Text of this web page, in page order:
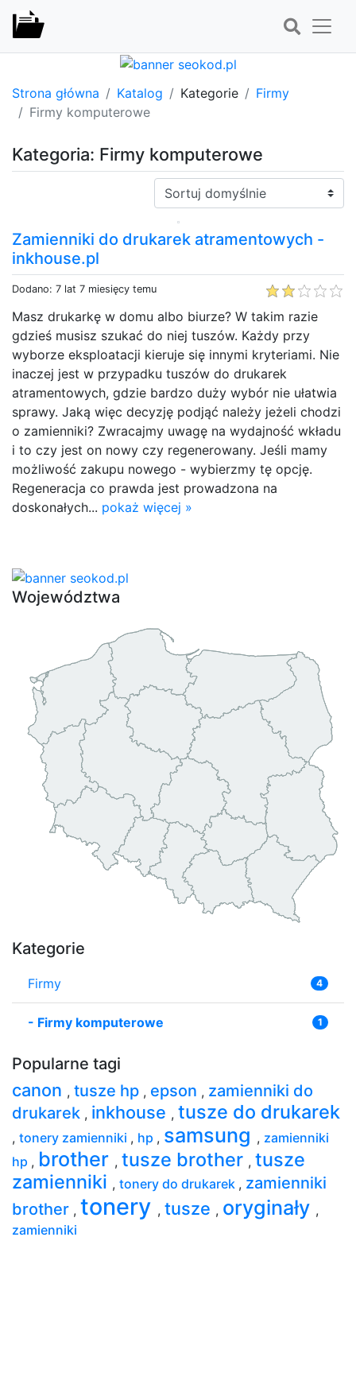
Strona główna Katalog Kategorie
Firmy
Firmy komputerowe
Kategoria: Firmy komputerowe
Sortuj:
Zamienniki do drukarek atramentowych -
inkhouse.pl
Dodano: 7 lat 7 miesięcy temu
Masz drukarkę w domu albo biurze? W takim razie
gdzieś musisz szukać do niej tuszów. Każdy przy
wyborze eksploatacji kieruje się innymi kryteriami. Nie
inaczej jest w przypadku tuszów do drukarek
atramentowych, gdzie bardzo duży wybór nie ułatwia
sprawy. Jaką więc decyzję podjąć należy jeżeli chodzi
o zamienniki? Zwracajmy uwagę na wydajność wkładu
i to czy jest on nowy czy regenerowany. Jeśli mamy
możliwość zakupu nowego - wybierzmy tę opcję.
Regeneracja co prawda jest prowadzona na
doskonałych... pokaż więcej »
Województwa
Kategorie
Firmy 4
- Firmy komputerowe 1
Popularne tagi
canon , tusze hp , epson , zamienniki do
drukarek , inkhouse , tusze do drukarek
, tonery zamienniki , hp , samsung , zamienniki
hp , brother , tusze brother , tusze
zamienniki , tonery do drukarek , zamienniki
brother , tonery , tusze , oryginały ,
zamienniki